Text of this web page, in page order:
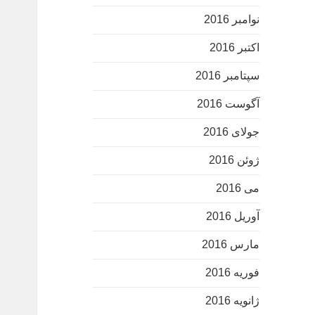
نوامبر 2016
اکتبر 2016
سپتامبر 2016
آگوست 2016
جولای 2016
ژوئن 2016
می 2016
آوریل 2016
مارس 2016
فوریه 2016
ژانویه 2016